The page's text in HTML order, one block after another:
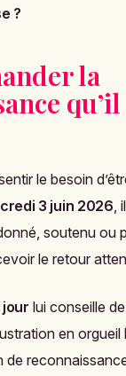
?
la
qu’il
le besoin
3 juin 2026
soutenu ou
le retour
lui conseille
en orgueil
de